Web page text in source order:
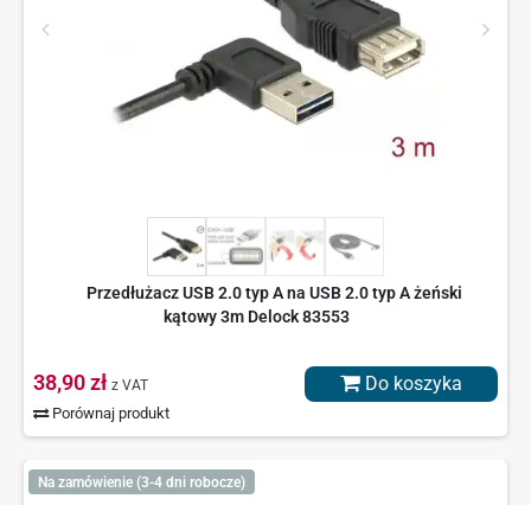
Przedłużacz USB 2.0 typ A na USB 2.0 typ A żeński
kątowy 3m Delock 83553
38,90 zł z VAT
Porównaj produkt
Do koszyka
Na zamówienie (3-4 dni robocze)